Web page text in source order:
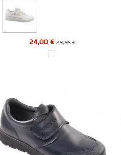
24,00 € 29,95 €